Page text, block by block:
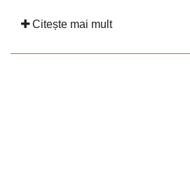
Citește mai mult